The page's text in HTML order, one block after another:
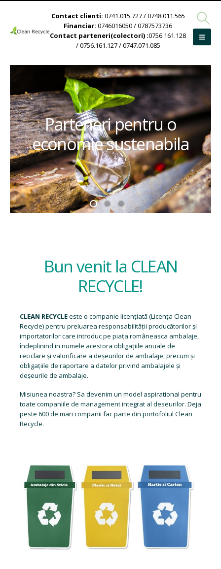
Contact clienti: 0741.015.727 / 0748.011.565
Financiar: 0746016050 / 0787573736
Contact parteneri(colectori) :0756.161.128
/ 0756.161.127 / 0747.071.085
Parteneri pentru o
economie sustenabila
Bun venit la CLEAN
RECYCLE!
CLEAN RECYCLEeste o companie licențiată (Licența Clean
Recycle) pentru preluarea responsabilității producătorilor și
importatorilor care introduc pe piața româneasca ambalaje,
îndeplinind in numele acestora obligațiile anuale de
reciclare și valorificare a deșeurilor de ambalaje, precum și
obligațiile de raportare a datelor privind ambalajele și
deșeurile de ambalaje.
Misiunea noastra? Sa devenim un model aspirational pentru
toate companiile de management integrat al deseurilor. Deja
peste 600 de mari companii fac parte din portofoliul Clean
Recycle.